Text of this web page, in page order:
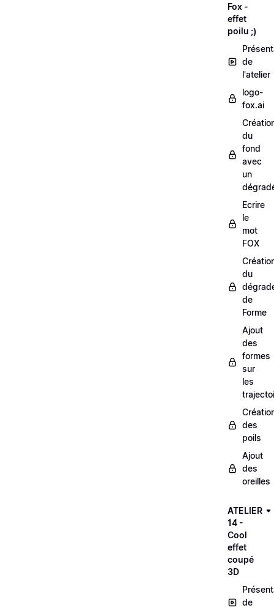
Fox -
effet
poilu ;)
de
l'atelier
logo-
fox.ai
du
fond
avec
un
Ecrire
le
mot
FOX
du
de
Forme
Ajout
des
formes
sur
les
des
poils
Ajout
des
oreilles
ATELIER
14 -
Cool
effet
coupé
3D
de